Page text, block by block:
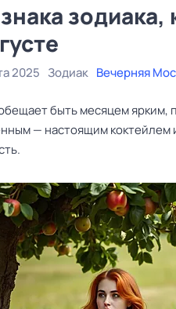
2025 Зодиак Вечерняя
быть месяцем
— настоящим коктейлем